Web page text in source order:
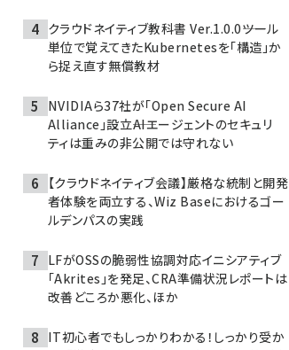
クラウドネイティブ教科書 Ver.1.0.0――ツール
単位で覚えてきたKubernetesを「構造」か
ら捉え直す無償教材
NVIDIAら37社が「Open Secure AI
Alliance」設立――AIエージェントのセキュリ
ティは重みの非公開では守れない
【クラウドネイティブ会議】厳格な統制と開発
者体験を両立する、Wiz Baseにおけるゴー
ルデンパスの実践
LFがOSSの脆弱性協調対応イニシアティブ
「Akrites」を発足、CRA準備状況レポートは
改善どころか悪化、ほか
IT初心者でもしっかりわかる！しっかり受か